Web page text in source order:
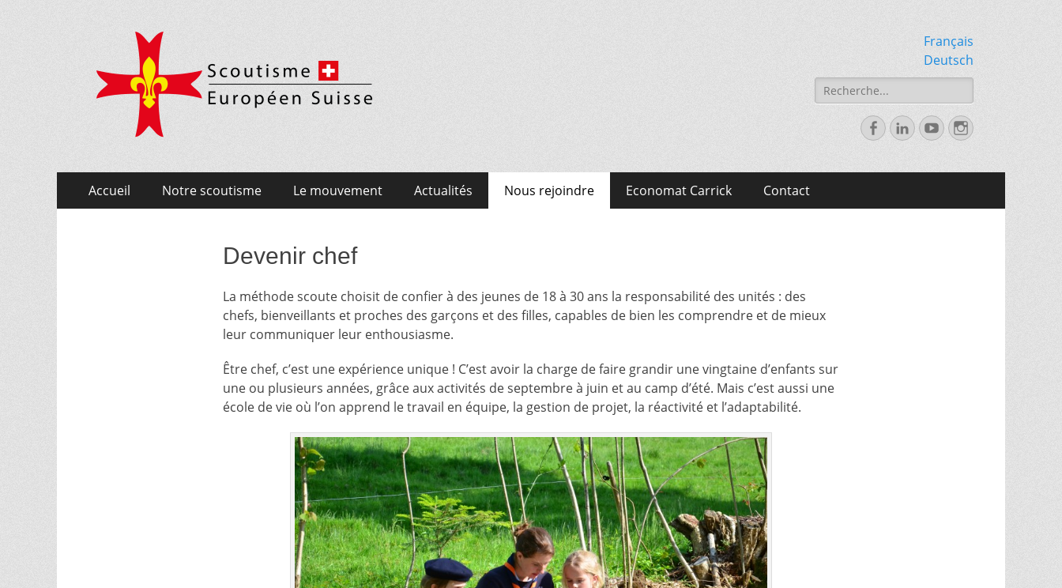
Scoutisme Européen Suisse
Français
Deutsch
Rechercher :
FacebookLinkedInYouTubeInstagram
Menu principal
Accueil Notre scoutisme Le mouvement Actualités Nous rejoindre Economat Carrick Contact
Devenir chef
La méthode scoute choisit de confier à des jeunes de 18 à 30 ans la responsabilité des unités : des
chefs, bienveillants et proches des garçons et des filles, capables de bien les comprendre et de mieux
leur communiquer leur enthousiasme.
Être chef, c’est une expérience unique ! C’est avoir la charge de faire grandir une vingtaine d’enfants sur
une ou plusieurs années, grâce aux activités de septembre à juin et au camp d’été. Mais c’est aussi une
école de vie où l’on apprend le travail en équipe, la gestion de projet, la réactivité et l’adaptabilité.